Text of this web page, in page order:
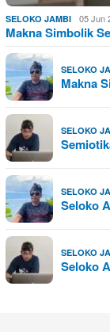
SELOKO JAMBI 05 Jun
Makna Simbolik
SELOKO
Makna
SELOKO
SELOKO
Seloko
SELOKO
Seloko